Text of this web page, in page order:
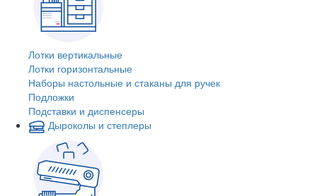
Лотки вертикальные
Лотки горизонтальные
Наборы настольные и стаканы для ручек
Подложки
Подставки и диспенсеры
Дыроколы и степлеры